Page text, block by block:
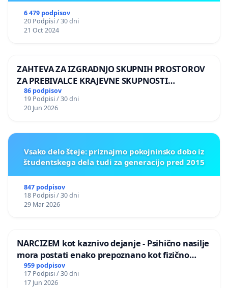
6 479 podpisov
20 Podpisi / 30 dni
21 Oct 2024
ZAHTEVA ZA IZGRADNJO SKUPNIH PROSTOROV
ZA PREBIVALCE KRAJEVNE SKUPNOSTI
PRESTRANEK
86 podpisov
19 Podpisi / 30 dni
20 Jun 2026
Vsako delo šteje: priznajmo pokojninsko dobo iz
študentskega dela tudi za generacijo pred 2015
847 podpisov
18 Podpisi / 30 dni
29 Mar 2026
NARCIZEM kot kaznivo dejanje - Psihično nasilje
mora postati enako prepoznano kot fizično
nasilje
959 podpisov
17 Podpisi / 30 dni
17 Jun 2026